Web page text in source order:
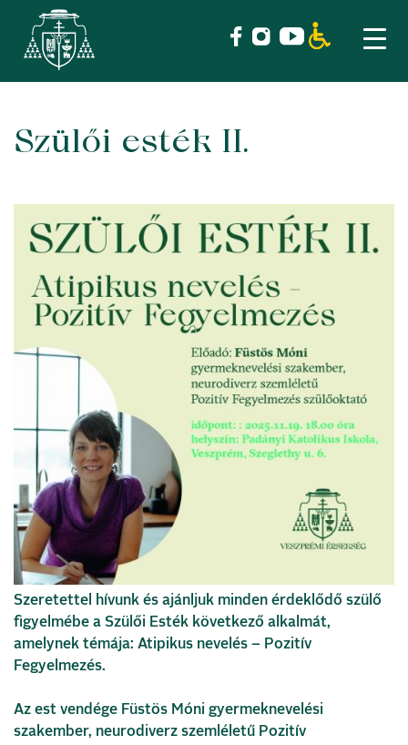
SkipSzülői esték II.
Szeretettel hívunk és ajánljuk minden érdeklődő szülő
figyelmébe a Szülői Esték következő alkalmát,
amelynek témája: Atipikus nevelés – Pozitív
Fegyelmezés.
Az est vendége Füstös Móni gyermeknevelési
szakember, neurodiverz szemléletű Pozitív